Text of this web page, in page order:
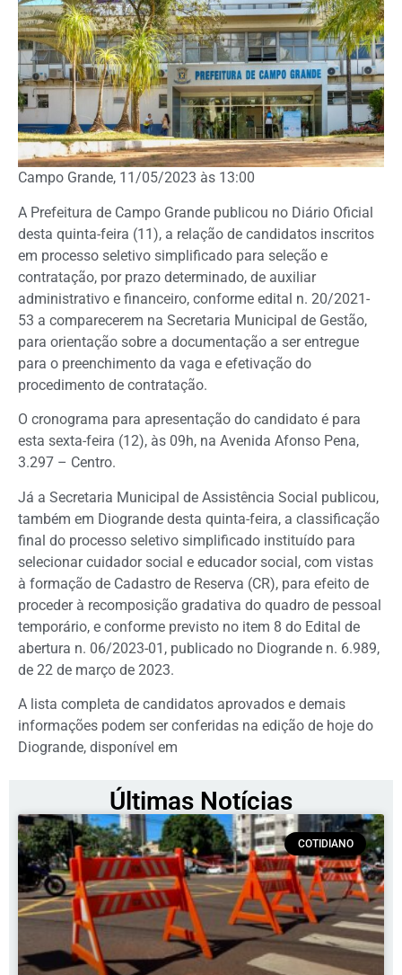
Campo Grande, 11/05/2023 às 13:00
A Prefeitura de Campo Grande publicou no Diário Oficial
desta quinta-feira (11), a relação de candidatos inscritos
em processo seletivo simplificado para seleção e
contratação, por prazo determinado, de auxiliar
administrativo e financeiro, conforme edital n. 20/2021-
53 a comparecerem na Secretaria Municipal de Gestão,
para orientação sobre a documentação a ser entregue
para o preenchimento da vaga e efetivação do
procedimento de contratação.
O cronograma para apresentação do candidato é para
esta sexta-feira (12), às 09h, na Avenida Afonso Pena,
3.297 – Centro.
Já a Secretaria Municipal de Assistência Social publicou,
também em Diogrande desta quinta-feira, a classificação
final do processo seletivo simplificado instituído para
selecionar cuidador social e educador social, com vistas
à formação de Cadastro de Reserva (CR), para efeito de
proceder à recomposição gradativa do quadro de pessoal
temporário, e conforme previsto no item 8 do Edital de
abertura n. 06/2023-01, publicado no Diogrande n. 6.989,
de 22 de março de 2023.
A lista completa de candidatos aprovados e demais
informações podem ser conferidas na edição de hoje do
Diogrande, disponível em
Últimas Notícias
COTIDIANO